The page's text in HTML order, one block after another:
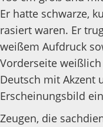
Er hatte schwarze,
rasiert waren. Er
weißem Aufdruck
Vorderseite
Deutsch mit Akzent
Erscheinungsbild
Zeugen, die